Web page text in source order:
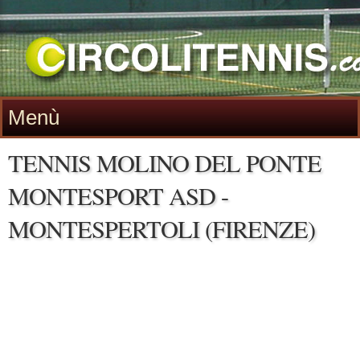
Menù
TENNIS MOLINO DEL PONTE
MONTESPORT ASD -
MONTESPERTOLI (FIRENZE)